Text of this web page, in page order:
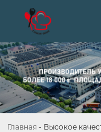
Главная - Высокое